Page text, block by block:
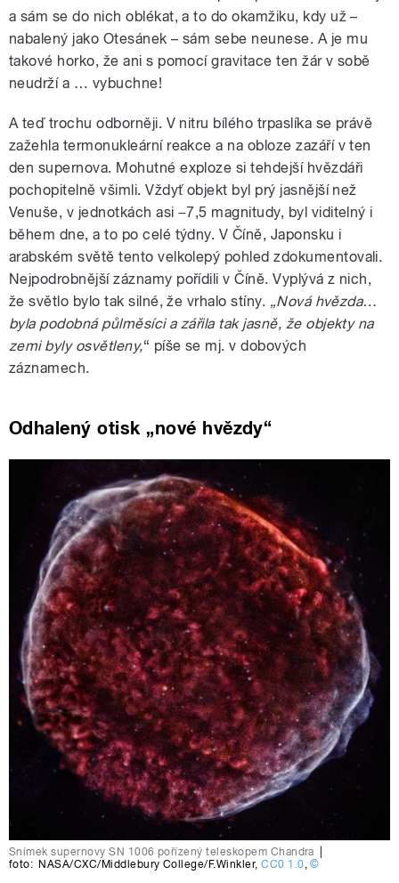
a sám se do nich oblékat, a to do okamžiku, kdy už –
nabalený jako Otesánek – sám sebe neunese. A je mu
takové horko, že ani s pomocí gravitace ten žár v sobě
neudrží a … vybuchne!
A teď trochu odborněji. V nitru bílého trpaslíka se právě
zažehla termonukleární reakce a na obloze zazáří v ten
den supernova. Mohutné exploze si tehdejší hvězdáři
pochopitelně všimli. Vždyť objekt byl prý jasnější než
Venuše, v jednotkách asi −7,5 magnitudy, byl viditelný i
během dne, a to po celé týdny. V Číně, Japonsku i
arabském světě tento velkolepý pohled zdokumentovali.
Nejpodrobnější záznamy pořídili v Číně. Vyplývá z nich,
že světlo bylo tak silné, že vrhalo stíny. „Nová hvězda…
byla podobná půlměsíci a zářila tak jasně, že objekty na
zemi byly osvětleny,“ píše se mj. v dobových
záznamech.
Odhalený otisk „nové hvězdy“
Snímek supernovy SN 1006 pořízený teleskopem Chandra
foto: NASA/CXC/Middlebury College/F.Winkler,CC0 1.0,©